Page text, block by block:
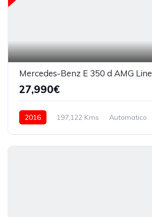
Mercedes-Benz E 350 d AMG Line
27,990€
2016 197,122 Kms Automatico